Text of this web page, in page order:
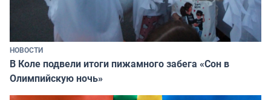
НОВОСТИ
В Коле подвели итоги пижамного забега «Сон в
Олимпийскую ночь»